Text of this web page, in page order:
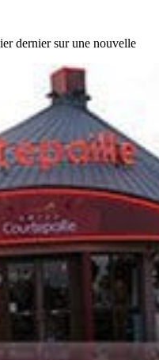
dernier sur une nouvelle